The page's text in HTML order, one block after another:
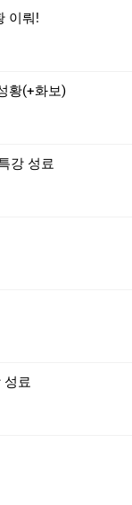
이뤄!
황(+화보)
강 성료
성료